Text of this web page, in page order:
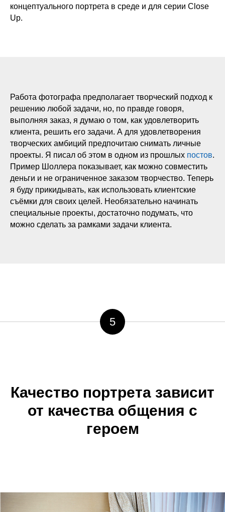
концептуального портрета в среде и для серии Close
Up.
Работа фотографа предполагает творческий подход к
решению любой задачи, но, по правде говоря,
выполняя заказ, я думаю о том, как удовлетворить
клиента, решить его задачи. А для удовлетворения
творческих амбиций предпочитаю снимать личные
проекты. Я писал об этом в одном из прошлых постов.
Пример Шоллера показывает, как можно совместить
деньги и не ограниченное заказом творчество. Теперь
я буду прикидывать, как использовать клиентские
съёмки для своих целей. Необязательно начинать
специальные проекты, достаточно подумать, что
можно сделать за рамками задачи клиента.
5
Качество портрета зависит
от качества общения с
героем